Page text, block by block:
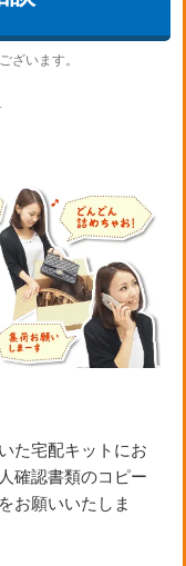
ざいます。
た宅配キットにお
確認書類のコピー
お願いいたしま